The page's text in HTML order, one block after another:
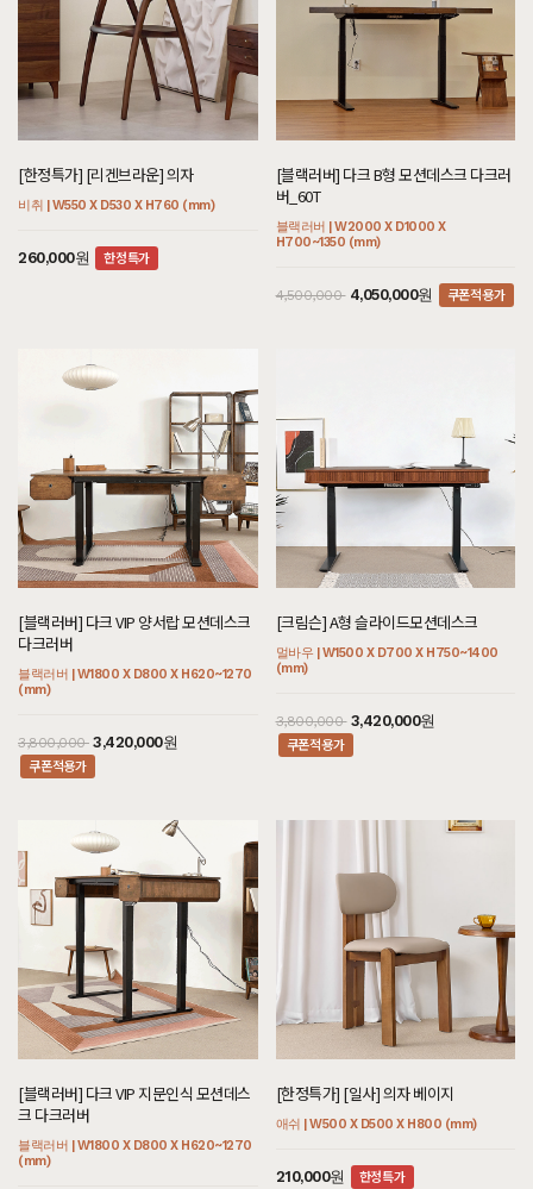
[하모니] BC형 호텔침대 SS/Q/K/SK/E
K/LK/CSK/CK/CDK/CLK
[아델] CT형 호텔침대/협탁 세트 Q/K/S
K/EK/LK/CSK/CK/CDK/CLK
아까시 | W2600 X D2170 X H1200 (mm)
[헤리티지월넛] K형 와인수납장
월넛 | W800 X D450 X H1000 (mm)
[헤리티지월넛] 빌레르 장롱
월넛 | W1200 X D700 X H2040 (mm)
쿠폰적용가
[블랙러버] 다크 N형 11칸서랍장 다크러
블랙러버 | W2400 X D480 X H880 (mm)
3,560,000원
[헤리티지월넛] 헨느 침대 SS/Q/K/SK/
4,581,000원
[크림슨] E형 블랙철재장식장
멀바우 | W800 X D400 X H1280 (mm)
2,550,000 2,295,000원
[블랙러버] 다크 DS형 거실장 다크러버
블랙러버 | W2000 X D400 X H440 (mm)
[크림슨] BO형 장식장
멀바우 | W1000 X D300 X H2100 (mm)
3,400,000 3,060,000원 쿠폰적용가
[오필리아] 가죽 소파 세트 다크슬레이
[블랙러버] Q형 거실장
블랙러버 | W1600 X D380 X H550 (mm)
530,000 477,000원 쿠폰적용가
[보트레내츄럴] 가죽 3인용소파 세트 인
10,000,000원
[헤리티지월넛] L형 원형식탁/테이블 세
트
[오크] 끌레르 식탁/테이블 세트
오크 | W2100 X D900 X H750 (mm)
트_40T
월넛 | W2800 X D800 X H750 (mm)
월넛 | W600 X D500 X H1400 (mm)
[오크] 끌레르 식탁/테이블
6,600,000원
[크림슨] CH형 식탁/테이블
2,450,000원
[한정특가] [리겐브라운] 의자
비취 | W550 X D530 X H760 (mm)
260,000원 한정특가
[블랙러버] 다크 B형 모션데스크 다크러
버_60T
블랙러버 | W2000 X D1000 X
H700~1350 (mm)
4,500,000 4,050,000원 쿠폰적용가
[블랙러버] 다크 VIP 양서랍 모션데스크
다크러버
블랙러버 | W1800 X D800 X H620~1270
(mm)
3,800,000 3,420,000원
쿠폰적용가
[크림슨] A형 슬라이드모션데스크
멀바우 | W1500 X D700 X H750~1400
(mm)
3,800,000 3,420,000원
쿠폰적용가
[블랙러버] 다크 VIP 지문인식 모션데스
크 다크러버
블랙러버 | W1800 X D800 X H620~1270
(mm)
[한정특가] [일사] 의자 베이지
애쉬 | W500 X D500 X H800 (mm)
210,000원 한정특가